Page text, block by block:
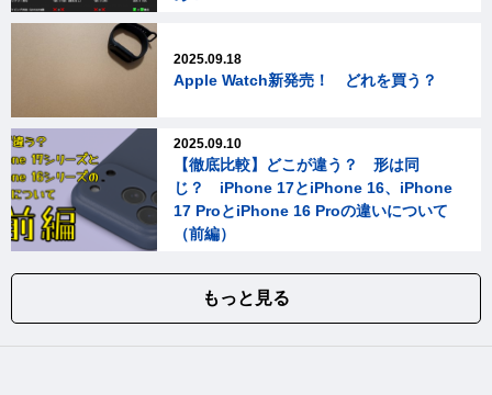
2025.09.18
Apple Watch新発売！ どれを買う？
2025.09.10
【徹底比較】どこが違う？ 形は同
じ？ iPhone 17とiPhone 16、iPhone
17 ProとiPhone 16 Proの違いについて
（前編）
もっと見る